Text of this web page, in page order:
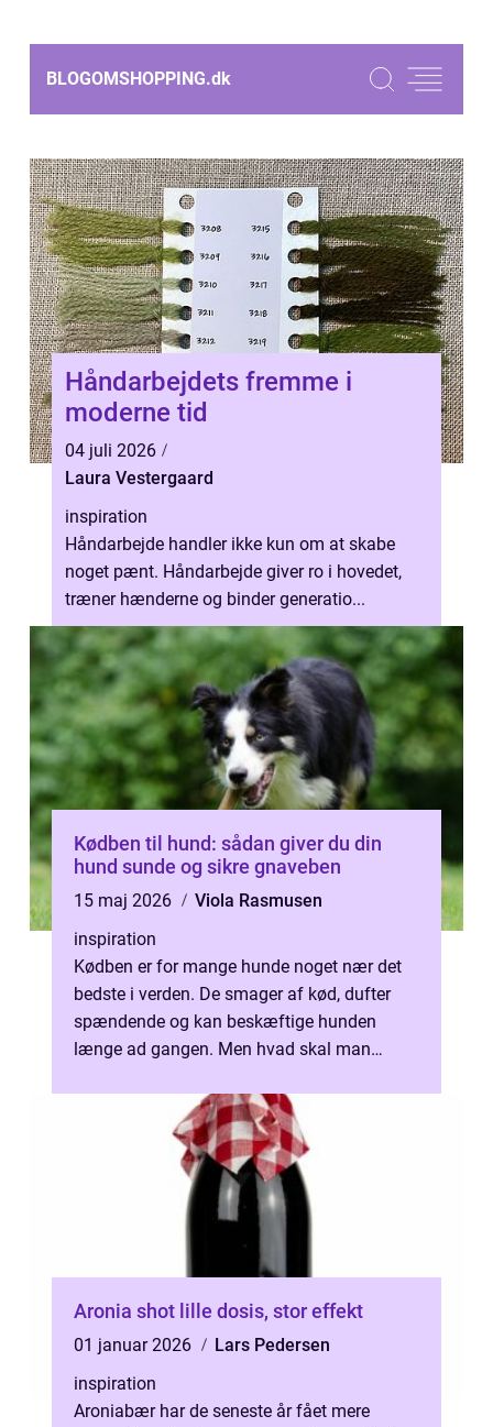
BLOGOMSHOPPING.dk
Håndarbejdets fremme i
moderne tid
04 juli 2026
Laura Vestergaard
inspiration
Håndarbejde handler ikke kun om at skabe
noget pænt. Håndarbejde giver ro i hovedet,
træner hænderne og binder generatio...
Kødben til hund: sådan giver du din
hund sunde og sikre gnaveben
15 maj 2026
Viola Rasmusen
inspiration
Kødben er for mange hunde noget nær det
bedste i verden. De smager af kød, dufter
spændende og kan beskæftige hunden
længe ad gangen. Men hvad skal man
Aronia shot lille dosis, stor effekt
01 januar 2026
Lars Pedersen
inspiration
Aroniabær har de seneste år fået mere